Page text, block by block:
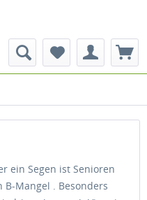
ein Segen ist Senioren
Mangel . Besonders